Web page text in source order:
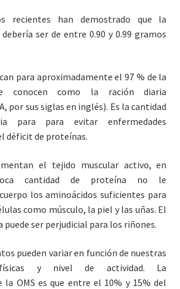
recientes han demostrado que la
ser de entre 0.90 y 0.99 gramos
para aproximadamente el 97 % de la
conocen como la ración diaria
por sus siglas en inglés). Es la cantidad
para para evitar enfermedades
déficit de proteínas.
el tejido muscular activo, en
poca cantidad de proteína no le
los aminoácidos suficientes para
como músculo, la piel y las uñas. El
puede ser perjudicial para los riñones.
pueden variar en función de nuestras
físicas y nivel de actividad. La
la OMS es que entre el 10% y 15% del